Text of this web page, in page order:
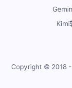
Kimi
Copyright © 2018 -